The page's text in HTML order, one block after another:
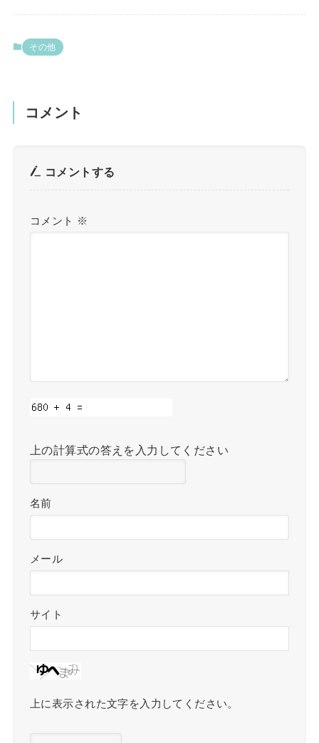
その他
コメント
コメントする
コメント ※
上の計算式の答えを入力してください
名前
メール
サイト
上に表示された文字を入力してください。